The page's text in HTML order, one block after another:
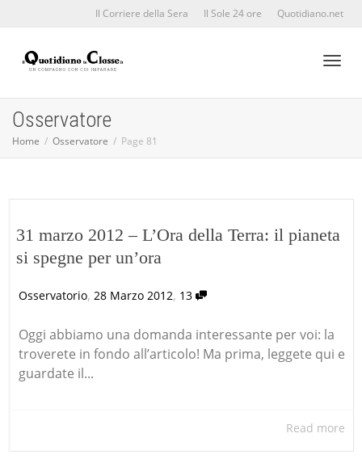
Il Corriere della Sera Il Sole 24 ore Quotidiano.net
Osservatore
Home Osservatore Page 81
31 marzo 2012 – L’Ora della Terra: il pianeta
si spegne per un’ora
Osservatorio, 28 Marzo 2012, 13
Oggi abbiamo una domanda interessante per voi: la
troverete in fondo all’articolo! Ma prima, leggete qui e
guardate il...
Read more